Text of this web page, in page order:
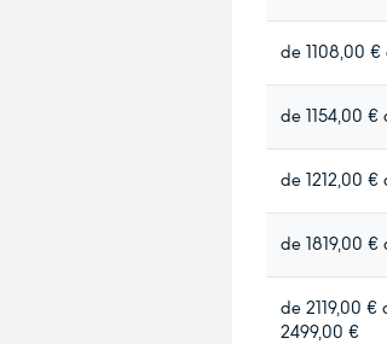
de 1108,00 €
de 1154,00 €
de 1212,00 €
de 1819,00 €
de 2119,00 €
2499,00 €